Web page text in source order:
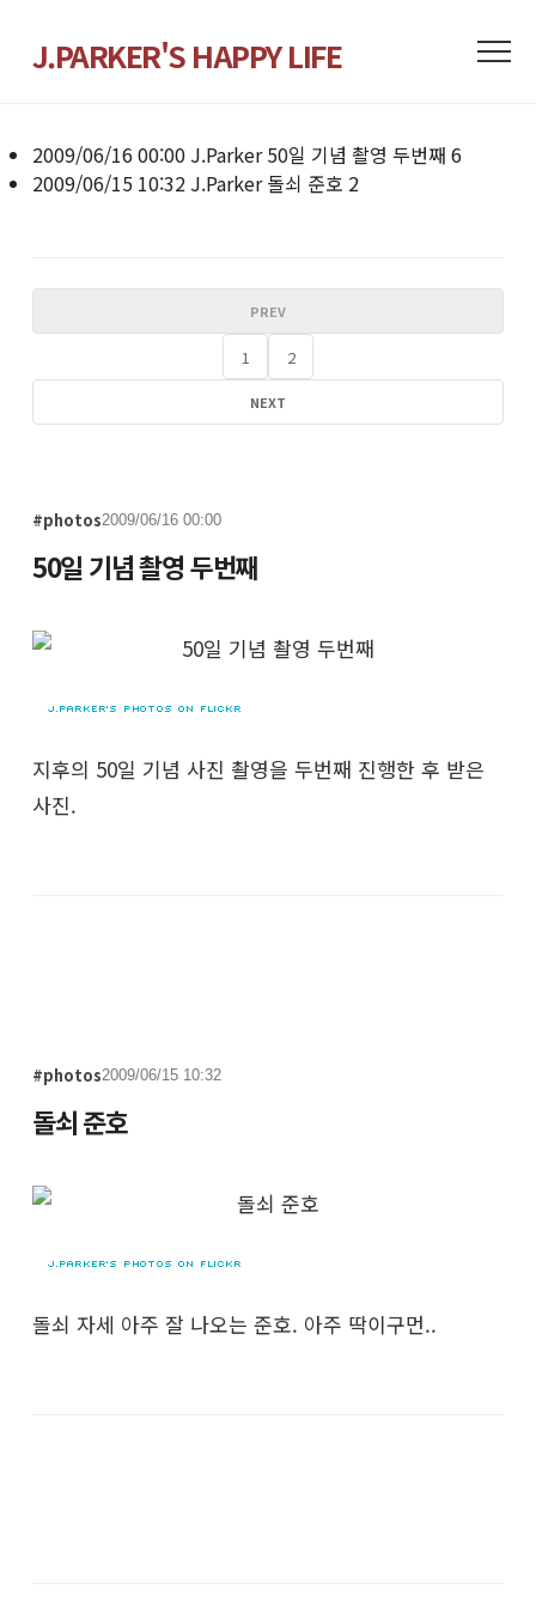
J.PARKER'S HAPPY LIFE
2009/06/16 00:00 J.Parker 50일 기념 촬영 두번째 6
2009/06/15 10:32 J.Parker 돌쇠 준호 2
PREV
1 2
NEXT
#photos2009/06/16 00:00
50일 기념 촬영 두번째
지후의 50일 기념 사진 촬영을 두번째 진행한 후 받은
사진.
#photos2009/06/15 10:32
돌쇠 준호
돌쇠 자세 아주 잘 나오는 준호. 아주 딱이구먼..